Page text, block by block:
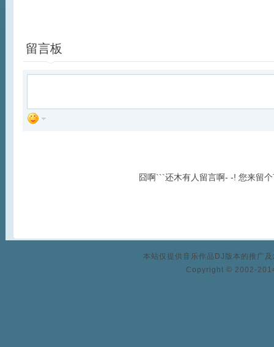
留言板
囧啊```还木有人留言啊- -! 您来留
本站仅提供音乐作品DJ版本的推广
Copyright © 2002-